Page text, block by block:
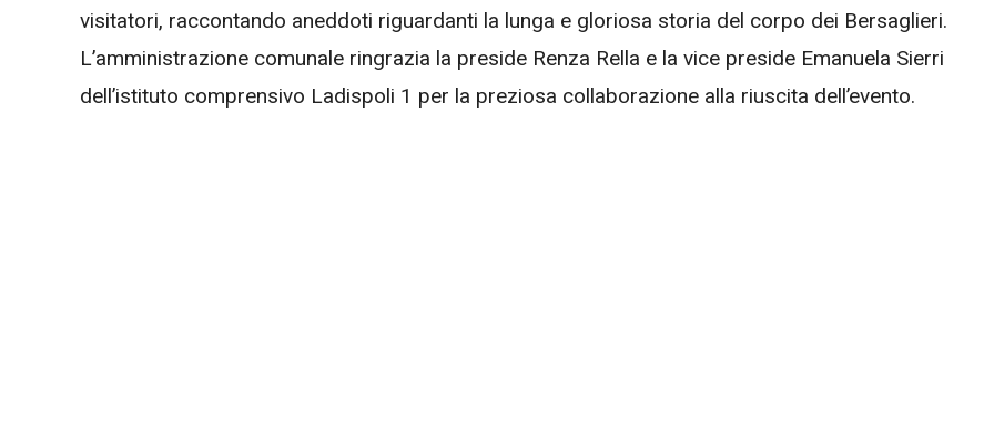
visitatori, raccontando aneddoti riguardanti la lunga e gloriosa storia del corpo dei Bersaglieri.
L’amministrazione comunale ringrazia la preside Renza Rella e la vice preside Emanuela Sierri
dell’istituto comprensivo Ladispoli 1 per la preziosa collaborazione alla riuscita dell’evento.